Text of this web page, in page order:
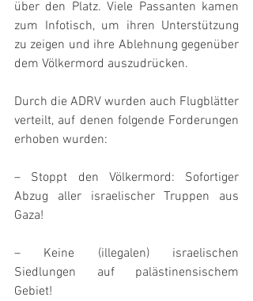
über den Platz. Viele Passanten kamen
zum Infotisch, um ihren Unterstützung
zu zeigen und ihre Ablehnung gegenüber
dem Völkermord auszudrücken.
Durch die ADRV wurden auch Flugblätter
verteilt, auf denen folgende Forderungen
erhoben wurden:
– Stoppt den Völkermord: Sofortiger
Abzug aller israelischer Truppen aus
Gaza!
– Keine (illegalen) israelischen
Siedlungen auf palästinensischem
Gebiet!